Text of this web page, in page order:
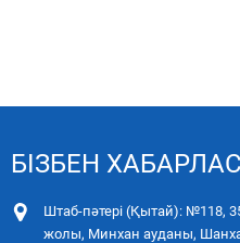
БІЗБЕН
Штаб-пәтері (Қытай): №118,
жолы, Минхан ауданы,